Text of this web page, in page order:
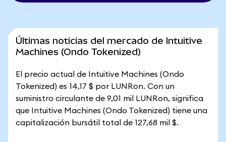
Últimas noticias del mercado de Intuitive
Machines (Ondo Tokenized)
El precio actual de Intuitive Machines (Ondo
Tokenized) es 14,17 $ por LUNRon. Con un
suministro circulante de 9,01 mil LUNRon, significa
que Intuitive Machines (Ondo Tokenized) tiene una
capitalización bursátil total de 127,68 mil $.